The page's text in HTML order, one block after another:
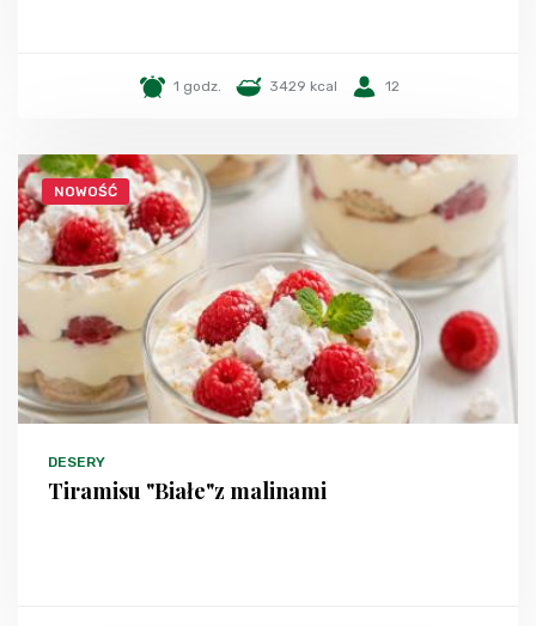
1 godz. 3429 kcal 12
NOWOŚĆ
DESERY
Tiramisu "Białe"z malinami